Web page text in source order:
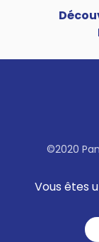
©2020
Vous êtes